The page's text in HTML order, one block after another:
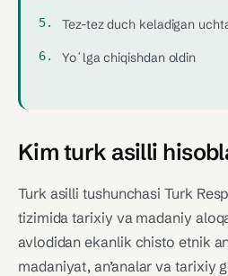
Tez-tez duch keladigan
Yoʻlga chiqishdan oldin
Kim turk asilli
Turk asilli tushunchasi Turk
tizimida tarixiy va madaniy
avlodidan ekanlik chisto etnik
madaniyat, an’analar va tarixiy